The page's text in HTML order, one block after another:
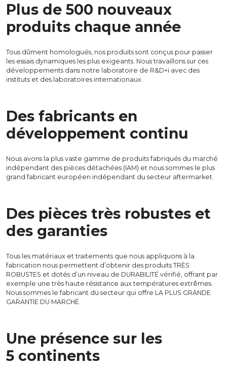
Plus de 500 nouveaux
produits chaque année
Tous dûment homologués, nos produits sont conçus pour passer
les essais dynamiques les plus exigeants. Nous travaillons sur ces
développements dans notre laboratoire de R&D+i avec des
instituts et des laboratoires internationaux.
Des fabricants en
développement continu
Nous avons la plus vaste gamme de produits fabriqués du marché
indépendant des pièces détachées (IAM) et nous sommes le plus
grand fabricant européen indépendant du secteur aftermarket.
Des pièces très robustes et
des garanties
Tous les matériaux et traitements que nous appliquons à la
fabrication nous permettent d’obtenir des produits TRÈS
ROBUSTES et dotés d’un niveau de DURABILITÉ vérifié, offrant par
exemple une très haute résistance aux températures extrêmes.
Nous sommes le fabricant du secteur qui offre LA PLUS GRANDE
GARANTIE DU MARCHÉ.
Une présence sur les
5 continents